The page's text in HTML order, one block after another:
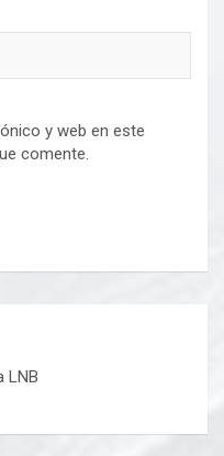
y web en este
comente.
LNB